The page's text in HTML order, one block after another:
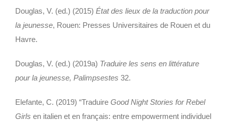
Douglas, V. (ed.) (2015) État des lieux de la traduction pour
la jeunesse, Rouen: Presses Universitaires de Rouen et du
Havre.
Douglas, V. (ed.) (2019a) Traduire les sens en littérature
pour la jeunesse, Palimpsestes 32.
Elefante, C. (2019) “Traduire Good Night Stories for Rebel
Girls en italien et en français: entre empowerment individuel